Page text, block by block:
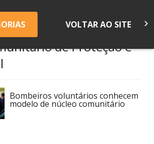
VOLTAR AO SITE keyboard_arrow_right
de Proteção e
Bombeiros voluntários conhecem
modelo de núcleo comunitário